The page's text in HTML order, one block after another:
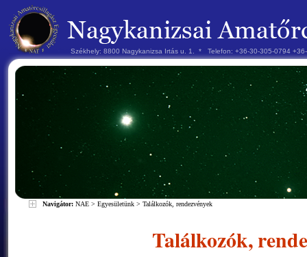
Székhely: 8800 Nagykanizsa Irtás u. 1. * Telefon: +36-30-305-0794
Navigátor: NAE > Egyesületünk > Találkozók, rendezvények
Találkozók,